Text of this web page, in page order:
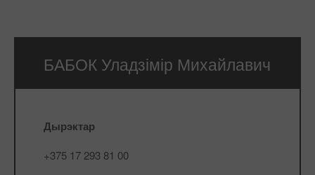
БАБОК Уладзімір Михайлавич
Дырэктар
+375 17 293 81 00